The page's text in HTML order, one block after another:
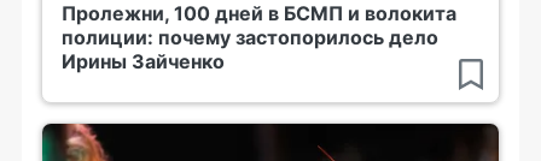
Пролежни, 100 дней в БСМП и волокита
полиции: почему застопорилось дело
Ирины Зайченко